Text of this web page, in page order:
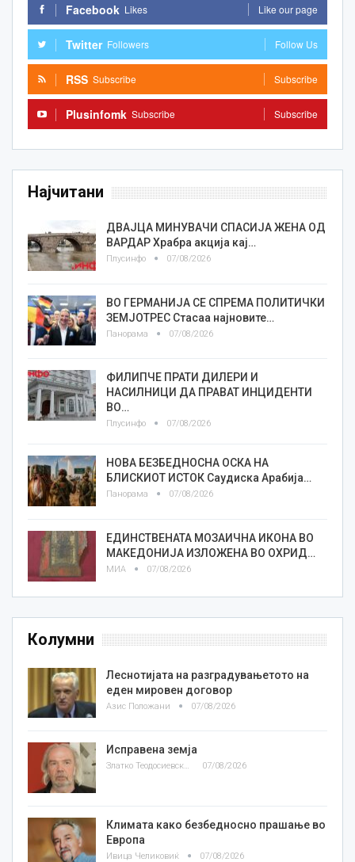
Facebook Likes Like our page
Twitter Followers Follow Us
RSS Subscribe Subscribe
Plusinfomk Subscribe Subscribe
Најчитани
ДВАЈЦА МИНУВАЧИ СПАСИЈА ЖЕНА ОД
ВАРДАР Храбра акција кај…
Плусинфо 07/08/2026
ВО ГЕРМАНИЈА СЕ СПРЕМА ПОЛИТИЧКИ
ЗЕМЈОТРЕС Стасаа најновите…
Панорама 07/08/2026
ФИЛИПЧЕ ПРАТИ ДИЛЕРИ И
НАСИЛНИЦИ ДА ПРАВАТ ИНЦИДЕНТИ
ВО…
Плусинфо 07/08/2026
НОВА БЕЗБЕДНОСНА ОСКА НА
БЛИСКИОТ ИСТОК Саудиска Арабија…
Панорама 07/08/2026
ЕДИНСТВЕНАТА МОЗАИЧНА ИКОНА ВО
МАКЕДОНИЈА ИЗЛОЖЕНА ВО ОХРИД…
МИА 07/08/2026
Колумни
Леснотијата на разградувањетото на
еден мировен договор
Азис Положани 07/08/2026
Исправена земја
Златко Теодосиевски 07/08/2026
Климата како безбедносно прашање во
Европа
Ивица Челиковиќ 07/08/2026